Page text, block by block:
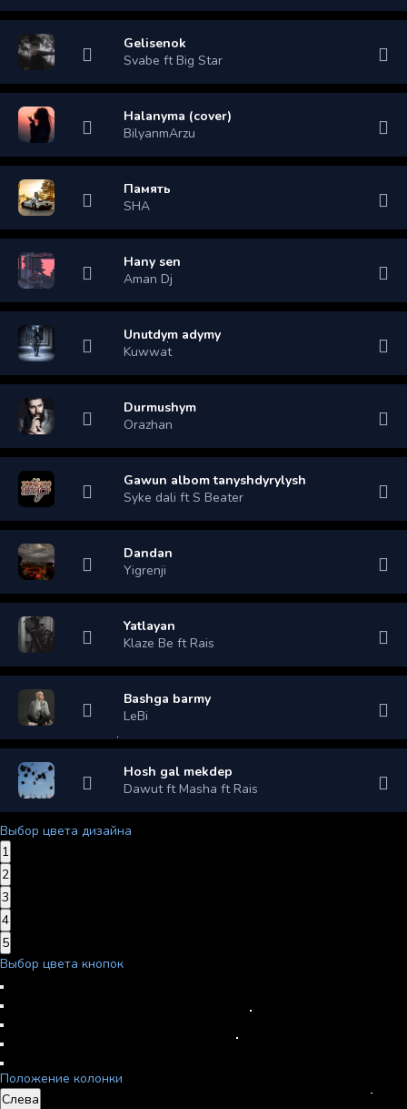
Gelisenok
Svabe ft Big Star
Halanyma (cover)
BilyanmArzu
Память
SHA
Hany sen
Aman Dj
Unutdym adymy
Kuwwat
Durmushym
Orazhan
Gawun albom tanyshdyrylysh
Syke dali ft S Beater
Dandan
Yigrenji
Yatlayan
Klaze Be ft Rais
Bashga barmy
LeBi
Hosh gal mekdep
Dawut ft Masha ft Rais
Выбор цвета дизайна
1
2
3
4
5
Выбор цвета кнопок
Положение колонки
Слева